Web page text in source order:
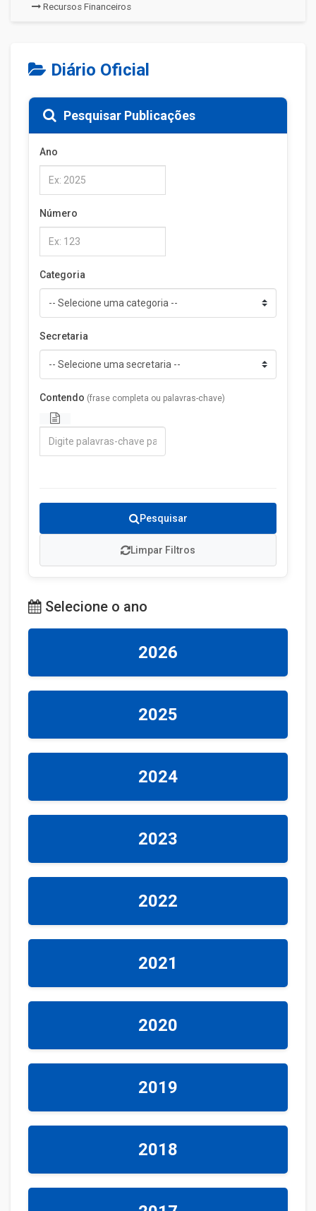
Recursos Financeiros
Diário Oficial
Pesquisar Publicações
Ano
Número
Categoria
Secretaria
Contendo (frase completa ou palavras-chave)
Limpar Filtros
Pesquisar
Selecione o ano
2026
2025
2024
2023
2022
2021
2020
2019
2018